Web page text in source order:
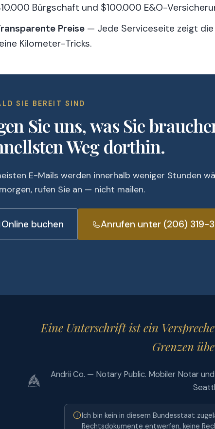
Bürgschaft und $100.000 E&O-
Preise — Jede Serviceseite zeigt
Kilometer-Tricks.
SIE BEREIT SIND
Sie uns, was Sie
Weg dorthin.
E-Mails werden innerhalb weniger Stunden
rufen Sie an — nicht mailen.
Online buchen Anrufen unter (206) 319-
Eine Unterschrift ist ein
Grenzen
Andrii Co. — Notary Public. Mobiler Notar
Ich bin kein in diesem Bundesstaat
Rechtsdokumente entwerfen, keine